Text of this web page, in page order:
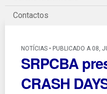
Contactos
NOTÍCIAS • PUBLICADO A 08,
SRPCBA
CRASH